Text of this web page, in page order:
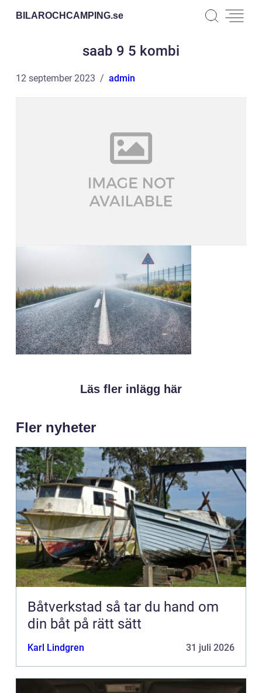
BILAROCHCAMPING.se
saab 9 5 kombi
12 september 2023 admin
Läs fler inlägg här
Fler nyheter
Båtverkstad så tar du hand om
din båt på rätt sätt
Karl Lindgren 31 juli 2026